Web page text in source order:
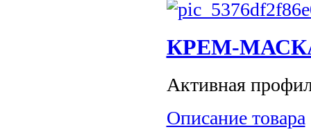
КРЕМ-
Активная
Описание товара